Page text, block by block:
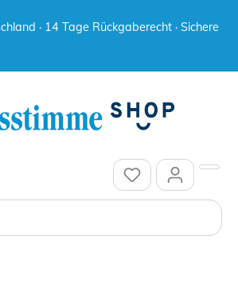
· 14 Tage Rückgaberecht · Sichere